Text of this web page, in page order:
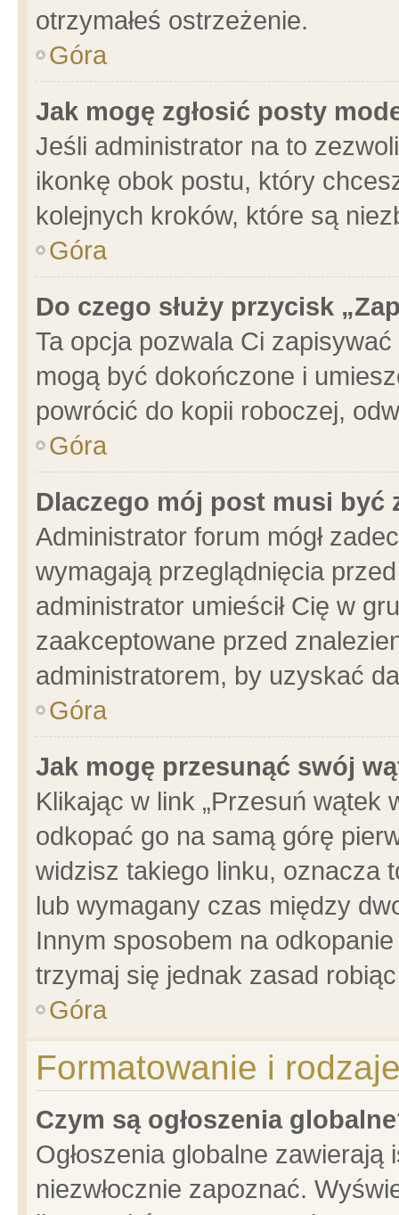
otrzymałeś ostrzeżenie.
Góra
Jak mogę zgłosić posty
Jeśli administrator na to
ikonkę obok postu, który
kolejnych kroków, które są
Góra
Do czego służy przycisk
Ta opcja pozwala Ci
mogą być dokończone i
powrócić do kopii roboczej,
Góra
Dlaczego mój post musi być
Administrator forum mógł
wymagają przeglądnięcia
administrator umieścił Cię w
zaakceptowane przed
administratorem, by uzyskać
Góra
Jak mogę przesunąć swój
Klikając w link „Przesuń wątek
odkopać go na samą górę
widzisz takiego linku, oznacza
lub wymagany czas między
Innym sposobem na
trzymaj się jednak zasad
Góra
Formatowanie i
Czym są ogłoszenia
Ogłoszenia globalne
niezwłocznie zapoznać.